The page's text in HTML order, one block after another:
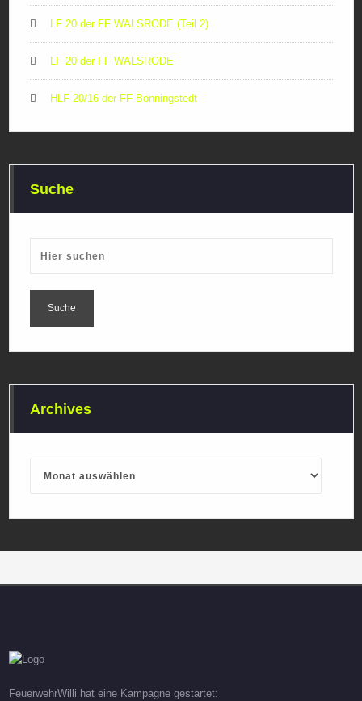
LF 20 der FF WALSRODE (Teil 2)
LF 20 der FF WALSRODE
HLF 20/16 der FF Bönningstedt
Suche
Archives
FeuerwehrWilli hat eine Kampagne gestartet: